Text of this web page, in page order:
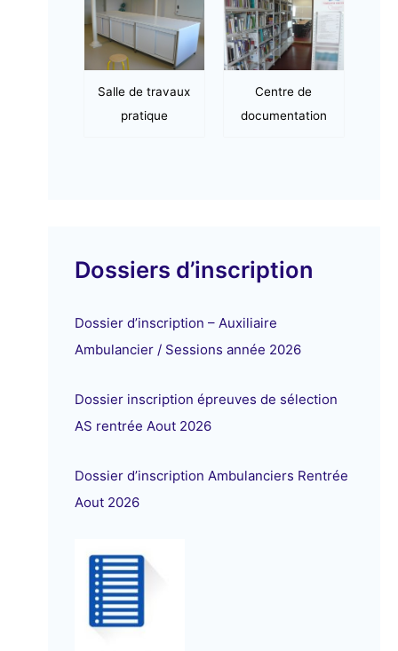
Salle de travaux
pratique
Centre de
documentation
Dossiers d’inscription
Dossier d’inscription – Auxiliaire
Ambulancier / Sessions année 2026
Dossier inscription épreuves de sélection
AS rentrée Aout 2026
Dossier d’inscription Ambulanciers Rentrée
Aout 2026